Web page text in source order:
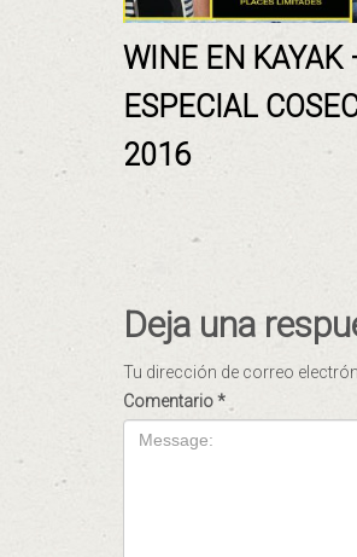
WINE EN KAYAK
ESPECIAL
2016
Deja una
Tu dirección de correo
Comentario*